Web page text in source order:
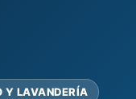
Y LAVANDERÍA